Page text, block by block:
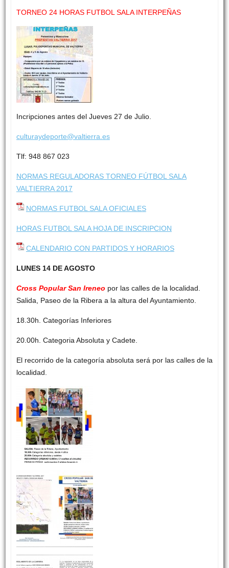
TORNEO 24 HORAS FUTBOL SALA INTERPEÑAS
Incripciones antes del Jueves 27 de Julio.
culturaydeporte@valtierra.es
Tlf: 948 867 023
NORMAS REGULADORAS TORNEO FÚTBOL SALA
VALTIERRA 2017
NORMAS FUTBOL SALA OFICIALES
HORAS FUTBOL SALA HOJA DE INSCRIPCION
CALENDARIO CON PARTIDOS Y HORARIOS
LUNES 14 DE AGOSTO
Cross Popular San Ireneo por las calles de la localidad.
Salida, Paseo de la Ribera a la altura del Ayuntamiento.
18.30h. Categorías Inferiores
20.00h. Categoria Absoluta y Cadete.
El recorrido de la categoría absoluta será por las calles de la
localidad.